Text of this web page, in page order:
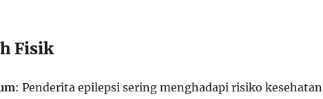
Fisik
: Penderita epilepsi sering menghadapi risiko kesehatan